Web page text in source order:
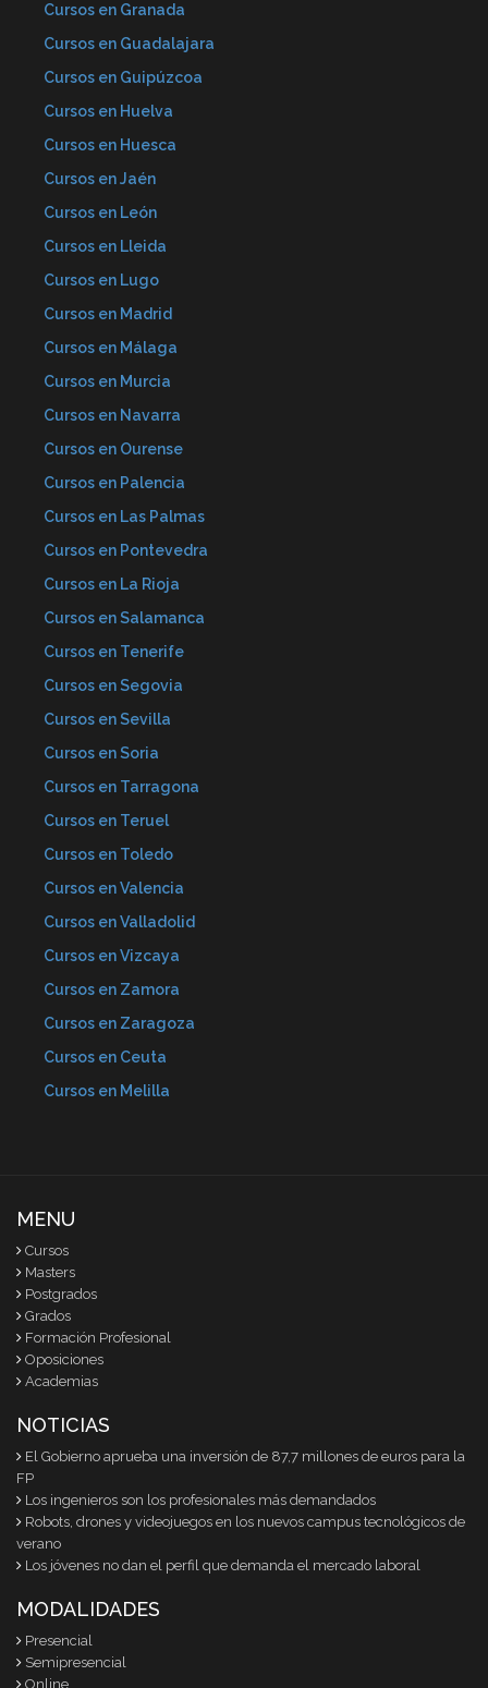
Cursos en Granada
Cursos en Guadalajara
Cursos en Guipúzcoa
Cursos en Huelva
Cursos en Huesca
Cursos en Jaén
Cursos en León
Cursos en Lleida
Cursos en Lugo
Cursos en Madrid
Cursos en Málaga
Cursos en Murcia
Cursos en Navarra
Cursos en Ourense
Cursos en Palencia
Cursos en Las Palmas
Cursos en Pontevedra
Cursos en La Rioja
Cursos en Salamanca
Cursos en Tenerife
Cursos en Segovia
Cursos en Sevilla
Cursos en Soria
Cursos en Tarragona
Cursos en Teruel
Cursos en Toledo
Cursos en Valencia
Cursos en Valladolid
Cursos en Vizcaya
Cursos en Zamora
Cursos en Zaragoza
Cursos en Ceuta
Cursos en Melilla
MENU
Cursos
Masters
Postgrados
Grados
Formación Profesional
Oposiciones
Academias
NOTICIAS
El Gobierno aprueba una inversión de 87,7 millones de euros para la
FP
Los ingenieros son los profesionales más demandados
Robots, drones y videojuegos en los nuevos campus tecnológicos de
verano
Los jóvenes no dan el perfil que demanda el mercado laboral
MODALIDADES
Presencial
Semipresencial
Online